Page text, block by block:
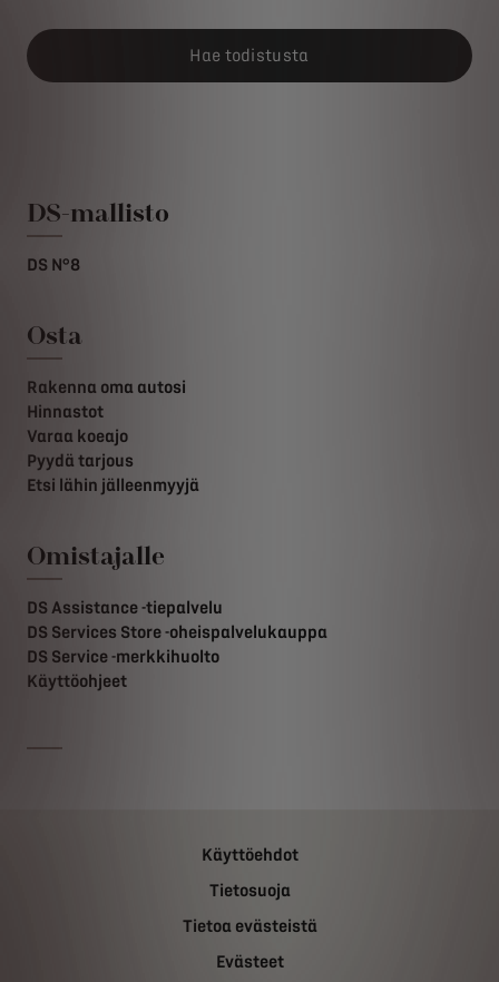
Hae todistusta
DS-mallisto
DS N°8
Osta
Rakenna oma autosi
Hinnastot
Varaa koeajo
Pyydä tarjous
Etsi lähin jälleenmyyjä
Omistajalle
DS Assistance -tiepalvelu
DS Services Store -oheispalvelukauppa
DS Service -merkkihuolto
Käyttöohjeet
Käyttöehdot
Tietosuoja
Tietoa evästeistä
Evästeet